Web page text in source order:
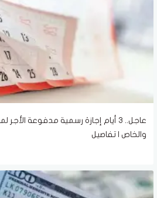
عاجل.. 3 أيام إجازة رسمية مدفوعة
والخاص | تفاصيل